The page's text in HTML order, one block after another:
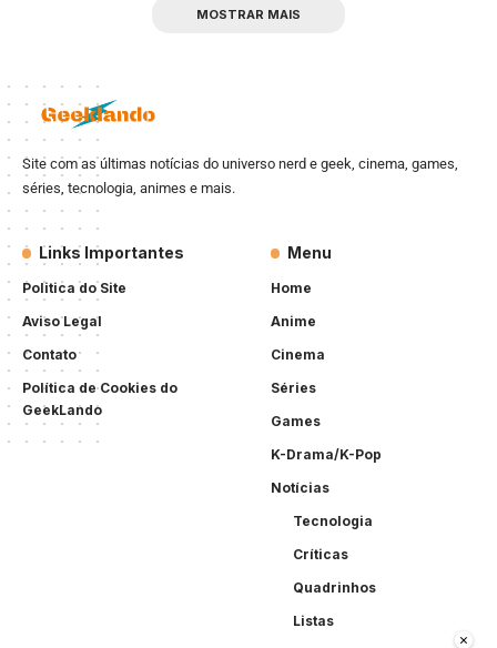
×
MOSTRAR MAIS
Site com as últimas notícias do universo nerd e geek, cinema, games,
séries, tecnologia, animes e mais.
Links Importantes
Politica do Site
Aviso Legal
Contato
Política de Cookies do
GeekLando
Menu
Home
Anime
Cinema
Séries
Games
K-Drama/K-Pop
Notícias
Tecnologia
Críticas
Quadrinhos
Listas